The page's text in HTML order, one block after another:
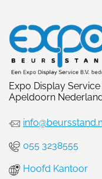
Expo Display
Apeldoorn
055 3238555
Hoofd Kantoor